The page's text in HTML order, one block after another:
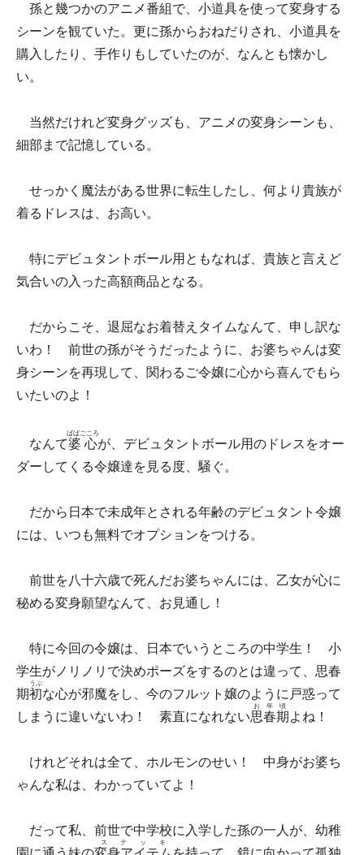
孫と幾つかのアニメ番組で、小道具を使って変身する
シーンを観ていた。更に孫からおねだりされ、小道具を
購入したり、手作りもしていたのが、なんとも懐かし
い。
当然だけれど変身グッズも、アニメの変身シーンも、
細部まで記憶している。
せっかく魔法がある世界に転生したし、何より貴族が
着るドレスは、お高い。
特にデビュタントボール用ともなれば、貴族と言えど
気合いの入った高額商品となる。
だからこそ、退屈なお着替えタイムなんて、申し訳な
いわ！ 前世の孫がそうだったように、お婆ちゃんは変
身シーンを再現して、関わるご令嬢に心から喜んでもら
いたいのよ！
なんて婆心
ばばごころ
が、デビュタントボール用のドレスをオー
ダーしてくる令嬢達を見る度、騒ぐ。
だから日本で未成年とされる年齢のデビュタント令嬢
には、いつも無料でオプションをつける。
前世を八十六歳で死んだお婆ちゃんには、乙女が心に
秘める変身願望なんて、お見通し！
特に今回の令嬢は、日本でいうところの中学生！ 小
学生がノリノリで決めポーズをするのとは違って、思春
期初
うぶ
な心が邪魔をし、今のフルット嬢のように戸惑って
しまうに違いないわ！ 素直になれない思春期
お年頃
よね！
けれどそれは全て、ホルモンのせい！ 中身がお婆ち
ゃんな私は、わかっていてよ！
だって私、前世で中学校に入学した孫の一人が、幼稚
ステッキ